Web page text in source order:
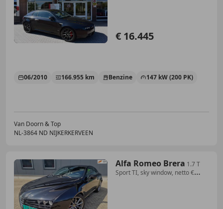
€ 16.445
06/2010 166.955 km Benzine 147 kW (200 PK)
Van Doorn & Top
NL-3864 ND NIJKERKERVEEN
Alfa Romeo Brera 1.7 T
Sport TI, sky window, netto €